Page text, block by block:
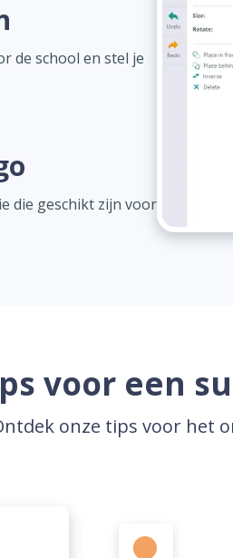
de school en stel je
die geschikt zijn voor
voor een
onze tips voor het